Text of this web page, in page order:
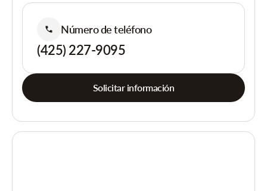
Número de teléfono
(425) 227-9095
Solicitar información